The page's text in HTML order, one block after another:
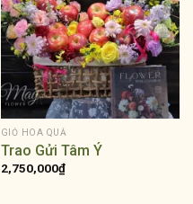
GIỎ HOA QUẢ
Trao Gửi Tâm Ý
2,750,000₫